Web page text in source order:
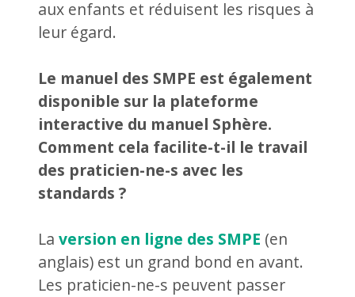
aux enfants et réduisent les risques à
leur égard.
Le manuel des SMPE est également
disponible sur la plateforme
interactive du manuel Sphère.
Comment cela facilite-t-il le travail
des praticien-ne-s avec les
standards ?
Laversion en ligne des SMPE (en
anglais) est un grand bond en avant.
Les praticien-ne-s peuvent passer